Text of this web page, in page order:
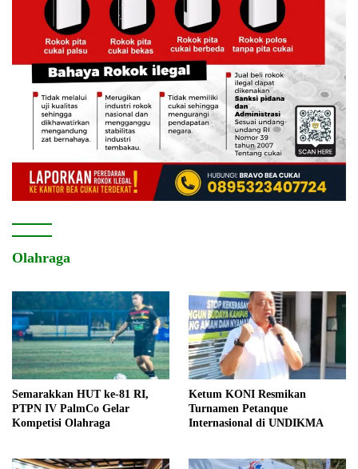
Olahraga
Semarakkan HUT ke-81 RI,
PTPN IV PalmCo Gelar
Kompetisi Olahraga
Ketum KONI Resmikan
Turnamen Petanque
Internasional di UNDIKMA